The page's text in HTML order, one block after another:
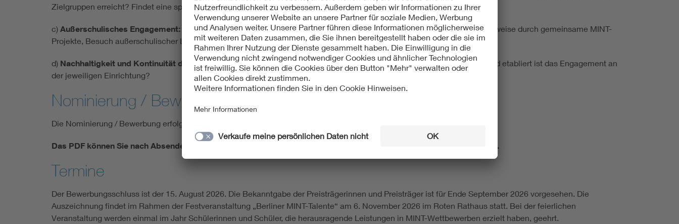
Zielgruppen erreicht? Findet eine spezielle Mädchenförderung statt?
c) Außerschulisches Engagement: Besteht ein Engagement oder eine Kooperation mit externen MINT-Akteuren, beispielsweise durch gemeinsame MINT-
Projekte, Besuch außerschulischer Lernorte, etc.? Engagieren sich die Lehrkraft im Rahmen von externen MINT-Initiativen?
d) Nachhaltigkeit und Kontinuität des Engagements: Wie nachhaltig ist das Engagement der Lehrkraft? Wie verankert und etabliert ist das Engagement an
der jeweiligen Einrichtung?
Nominierung / Bewerbung
Die Nominierung / Bewerbung erfolgt
Das PDF können Sie nach Absenden des Formulars über einen Link in der Bestätigungsmail hochladen (max. 5 Seiten).
Termine
Der Bewerbungsschluss ist der 15. August 2026. Die Bekanntgabe der Preisträgerinnen und Preisträger ist für Ende September 2026 vorgesehen. Die
Auszeichnung findet im Rahmen der Festveranstaltung „Berliner MINT-Talente“ am 6. November 2026 im Roten Rathaus statt. Bei der feierlichen
Veranstaltung werden einmal im Jahr Schülerinnen und Schüler, die herausragende Leistungen in MINT-Wettbewerben erzielt haben, geehrt.